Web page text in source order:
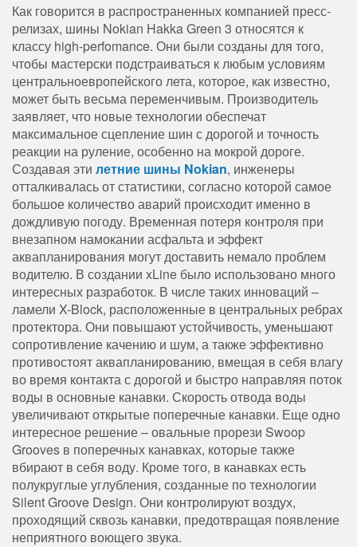
Как говорится в распространенных компанией пресс-
релизах, шины Nokian Hakka Green 3 относятся к
классу high-perfomance. Они были созданы для того,
чтобы мастерски подстраиваться к любым условиям
центральноевропейского лета, которое, как известно,
может быть весьма переменчивым. Производитель
заявляет, что новые технологии обеспечат
максимальное сцепление шин с дорогой и точность
реакции на руление, особенно на мокрой дороге.
Создавая эти летние шины Nokian, инженеры
отталкивалась от статистики, согласно которой самое
большое количество аварий происходит именно в
дождливую погоду. Временная потеря контроля при
внезапном намокании асфальта и эффект
аквапланирования могут доставить немало проблем
водителю. В создании xLine было использовано много
интересных разработок. В числе таких инноваций –
ламели X-Block, расположенные в центральных ребрах
протектора. Они повышают устойчивость, уменьшают
сопротивление качению и шум, а также эффективно
противостоят аквапланированию, вмещая в себя влагу
во время контакта с дорогой и быстро направляя поток
воды в основные канавки. Скорость отвода воды
увеличивают открытые поперечные канавки. Еще одно
интересное решение – овальные прорези Swoop
Grooves в поперечных канавках, которые также
вбирают в себя воду. Кроме того, в канавках есть
полукруглые углубления, созданные по технологии
Silent Groove Design. Они контролируют воздух,
проходящий сквозь канавки, предотвращая появление
неприятного воющего звука.